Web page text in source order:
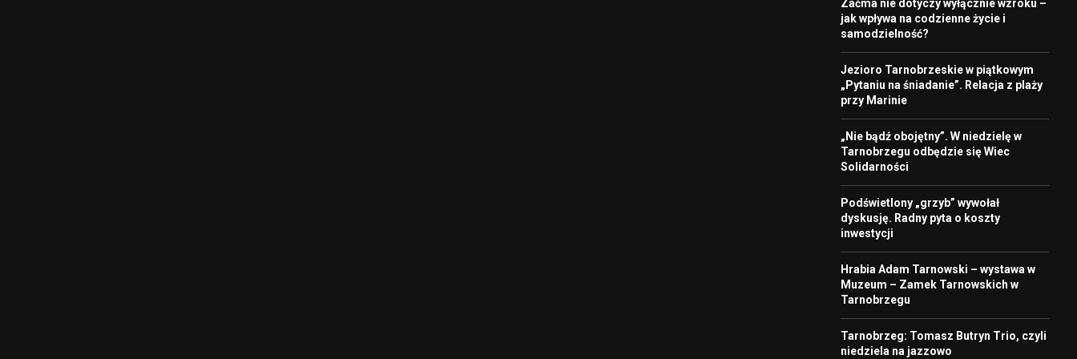
Zaćma nie dotyczy wyłącznie wzroku –
jak wpływa na codzienne życie i
samodzielność?
Jezioro Tarnobrzeskie w piątkowym
„Pytaniu na śniadanie”. Relacja z plaży
przy Marinie
„Nie bądź obojętny”. W niedzielę w
Tarnobrzegu odbędzie się Wiec
Solidarności
Podświetlony „grzyb” wywołał
dyskusję. Radny pyta o koszty
inwestycji
Hrabia Adam Tarnowski – wystawa w
Muzeum – Zamek Tarnowskich w
Tarnobrzegu
Tarnobrzeg: Tomasz Butryn Trio, czyli
niedziela na jazzowo